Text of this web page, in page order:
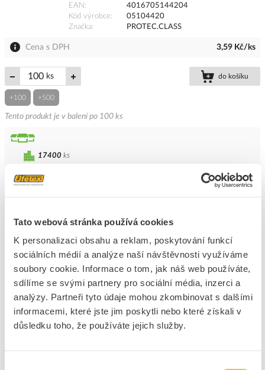
Tato webová stránka používá cookies
K personalizaci obsahu a reklam, poskytování funkcí
sociálních médií a analýze naší návštěvnosti využíváme
soubory cookie. Informace o tom, jak náš web používáte,
sdílíme se svými partnery pro sociální média, inzerci a
analýzy. Partneři tyto údaje mohou zkombinovat s dalšími
informacemi, které jste jim poskytli nebo které získali v
důsledku toho, že používáte jejich služby.
EAN
4016705144204
Kód výrobce
05104420
Značka
PROTEC.CLASS
Cena s DPH 3,59 Kč/ks
ks do košíku
+100 +500
Tento produkt je v balení po 100 ks
Přidat k porovnání
17400 ks
Kód ELFETEX
10.076.932
EAN
4016705102228
Značka
PROTEC.CLASS
Cena s DPH 2,93 Kč/ks
ks do košíku
+100